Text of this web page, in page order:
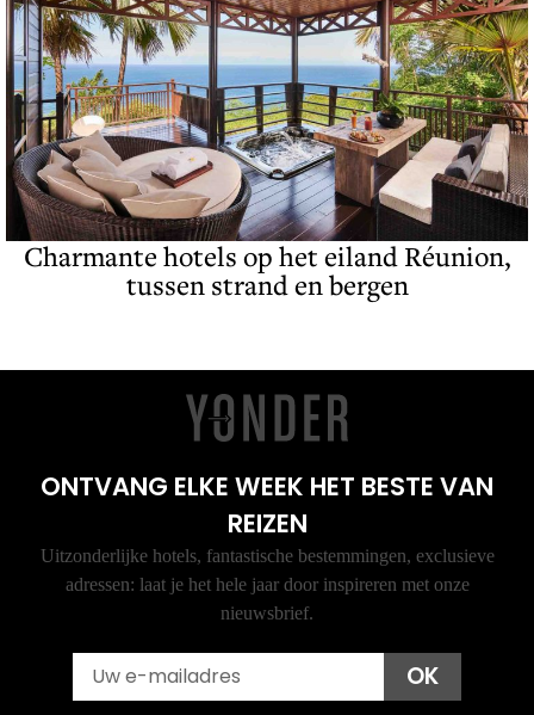
Charmante hotels op het eiland Réunion,
tussen strand en bergen
ONTVANG ELKE WEEK HET BESTE VAN
REIZEN
Uitzonderlijke hotels, fantastische bestemmingen, exclusieve
adressen: laat je het hele jaar door inspireren met onze
nieuwsbrief.
OK